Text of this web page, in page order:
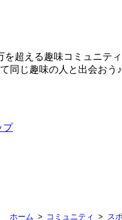
超える趣味コミュニテ
同じ趣味の人と出会おう♪
プ
ホーム コミュニティ ス